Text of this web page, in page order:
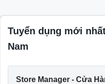
Tuyển dụng mới
Nam
Store Manager - Cửa